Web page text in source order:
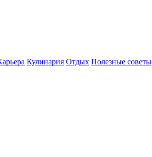
Кулинария Отдых Полезные советы